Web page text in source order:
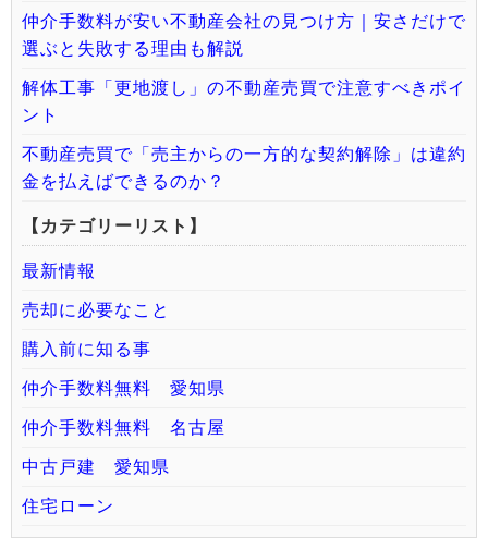
仲介手数料が安い不動産会社の見つけ方｜安さだけで
選ぶと失敗する理由も解説
解体工事「更地渡し」の不動産売買で注意すべきポイ
ント
不動産売買で「売主からの一方的な契約解除」は違約
金を払えばできるのか？
【カテゴリーリスト】
最新情報
売却に必要なこと
購入前に知る事
仲介手数料無料 愛知県
仲介手数料無料 名古屋
中古戸建 愛知県
住宅ローン